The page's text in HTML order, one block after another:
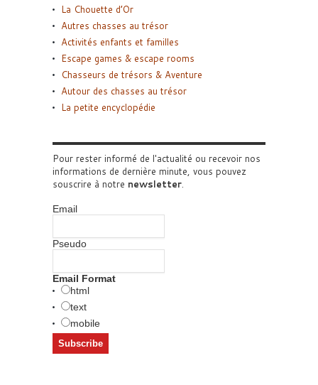
La Chouette d’Or
Autres chasses au trésor
Activités enfants et familles
Escape games & escape rooms
Chasseurs de trésors & Aventure
Autour des chasses au trésor
La petite encyclopédie
Pour rester informé de l'actualité ou recevoir nos
informations de dernière minute, vous pouvez
souscrire à notre newsletter.
Email
Pseudo
Email Format
html
text
mobile